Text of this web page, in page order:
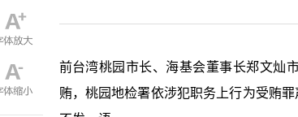
前台湾桃园市长、海基会董事长郑文灿
贿，桃园地检署依涉犯职务上行为受贿